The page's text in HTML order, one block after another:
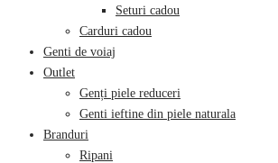
Seturi cadou
Carduri cadou
Genti de voiaj
Outlet
Genți piele reduceri
Genti ieftine din piele naturala
Branduri
Ripani